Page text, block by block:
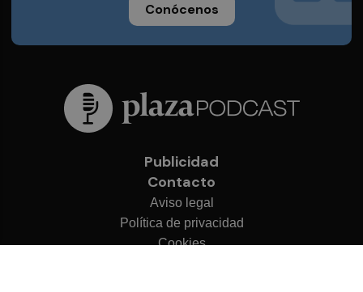
Conócenos
Publicidad
Contacto
Aviso legal
Política de privacidad
Cookies